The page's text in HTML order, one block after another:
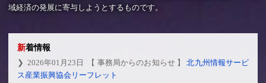
域経済の発展に寄与しようとするものです。
新着情報
2026年01月23日 【 事務局からのお知らせ 】北九州情報サービ
ス産業振興協会リーフレット